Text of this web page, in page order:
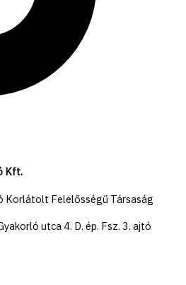
Kft.
Korlátolt Felelősségű Társaság
utca 4. D. ép. Fsz. 3. ajtó